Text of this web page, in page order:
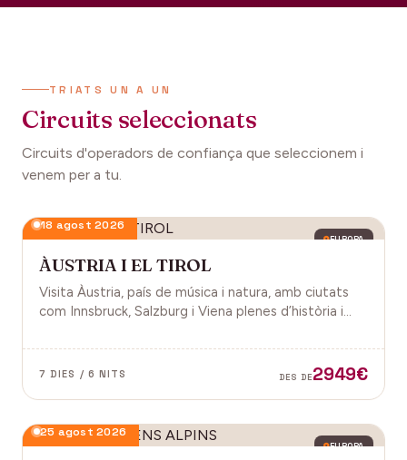
TRIATS UN A UN
Circuits seleccionats
Circuits d'operadors de confiança que seleccionem i
venem per a tu.
EUROPA
18 agost 2026
ÀUSTRIA I EL TIROL
Visita Àustria, país de música i natura, amb ciutats
com Innsbruck, Salzburg i Viena plenes d’història i
7 DIES / 6 NITS DES DE2949€
EUROPA
25 agost 2026